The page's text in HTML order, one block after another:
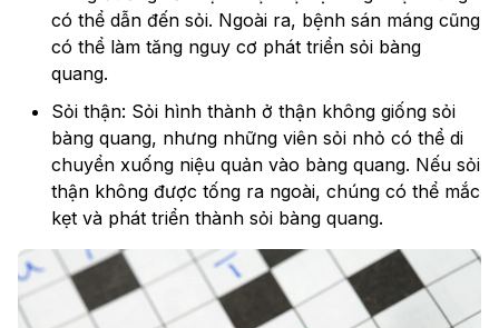
có thể dẫn đến sỏi. Ngoài ra, bệnh sán máng cũng
có thể làm tăng nguy cơ phát triển sỏi bàng
quang.
Sỏi thận: Sỏi hình thành ở thận không giống sỏi
bàng quang, nhưng những viên sỏi nhỏ có thể di
chuyển xuống niệu quản vào bàng quang. Nếu sỏi
thận không được tống ra ngoài, chúng có thể mắc
kẹt và phát triển thành sỏi bàng quang.